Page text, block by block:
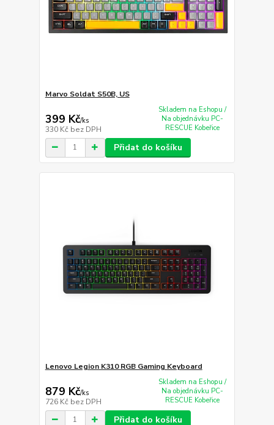
Marvo Soldat S50B, US
399 Kč/ks
330 Kč bez DPH
Skladem na Eshopu /
Na objednávku PC-
RESCUE Kobeřice
Přidat do košíku
Lenovo Legion K310 RGB Gaming Keyboard
879 Kč/ks
726 Kč bez DPH
Skladem na Eshopu /
Na objednávku PC-
RESCUE Kobeřice
Přidat do košíku